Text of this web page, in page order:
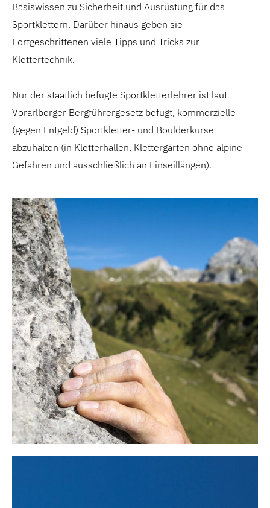
Basiswissen zu Sicherheit und Ausrüstung für das
Sportklettern. Darüber hinaus geben sie
Fortgeschrittenen viele Tipps und Tricks zur
Klettertechnik.
Nur der staatlich befugte Sportkletterlehrer ist laut
Vorarlberger Bergführergesetz befugt, kommerzielle
(gegen Entgeld) Sportkletter- und Boulderkurse
abzuhalten (in Kletterhallen, Klettergärten ohne alpine
Gefahren und ausschließlich an Einseillängen).